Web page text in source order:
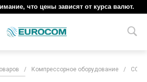
что цены зависят от курса валют.
/ Компрессорное оборудование /